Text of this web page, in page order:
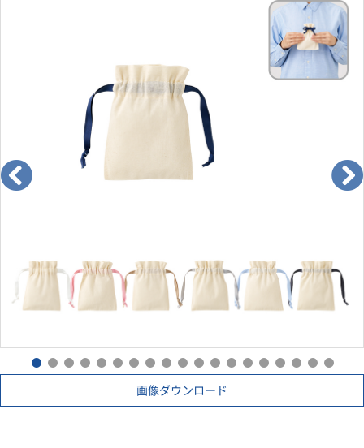
アパレルブランドのノベルティなどにもご提案いただけます。
画像ダウンロード